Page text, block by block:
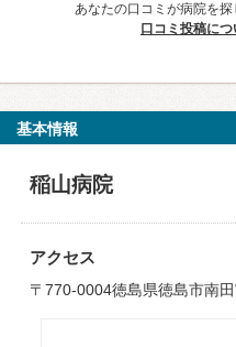
あなたの口コミが病院を探
口コミ投稿に
基本情報
稲山病院
アクセス
〒770-0004徳島県徳島市南